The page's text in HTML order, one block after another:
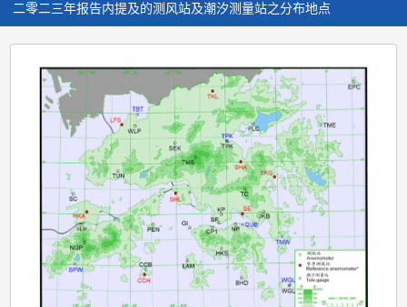
二零二三年报告内提及的测风站及潮汐测量站之分布地点
二